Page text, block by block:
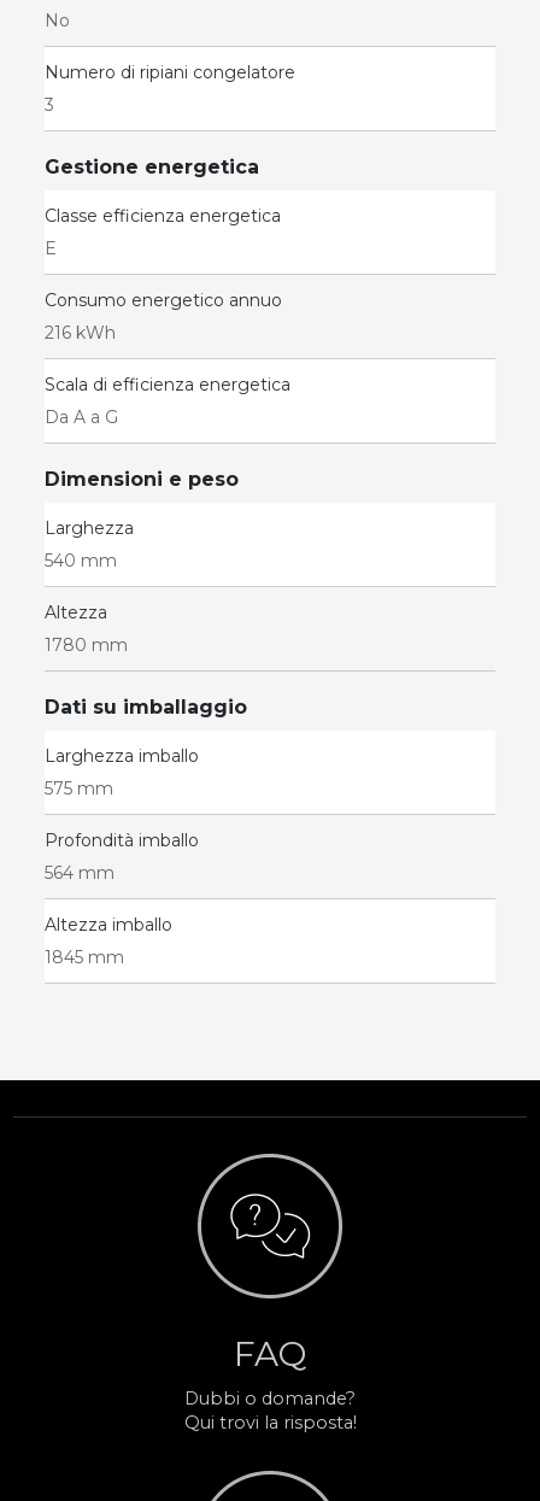
No
Numero di ripiani congelatore
3
Gestione energetica
Classe efficienza energetica
E
Consumo energetico annuo
216 kWh
Scala di efficienza energetica
Da A a G
Dimensioni e peso
Larghezza
540 mm
Altezza
1780 mm
Dati su imballaggio
Larghezza imballo
575 mm
Profondità imballo
564 mm
Altezza imballo
1845 mm
FAQ
Dubbi o domande?
Qui trovi la risposta!